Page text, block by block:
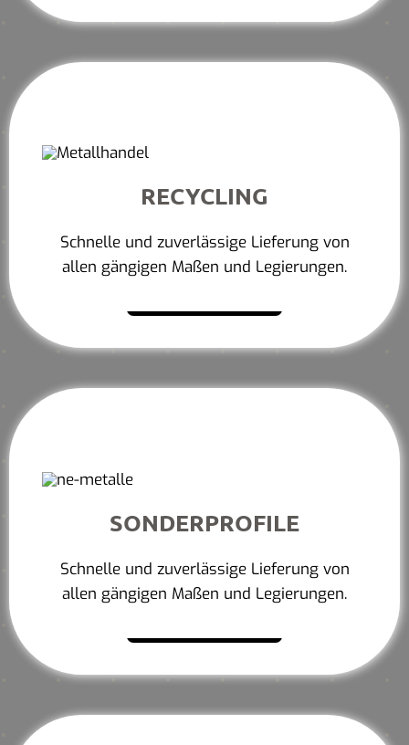
RECYCLING
Schnelle und zuverlässige Lieferung von
allen gängigen Maßen und Legierungen.
SONDERPROFILE
Schnelle und zuverlässige Lieferung von
allen gängigen Maßen und Legierungen.